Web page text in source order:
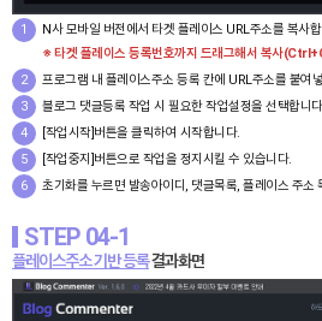
1
N사 모바일 버전에서 타겟 플레이스 URL주소를 복사
※ 타겟 플레이스 등록번호까지 드래그해서 복사
2
프로그램 내 플레이스주소 등록 칸에 URL주소를 붙여
3
블로그 댓글등록 작업 시 필요한 작업설정을 선택합니
4
[작업시작]버튼을 클릭하여 시작합니다.
5
[작업중지]버튼으로 작업을 정지시킬 수 있습니다.
6
초기화를 누르면 발송아이디, 댓글목록, 플레이스 주소
STEP 04-1
플레이스주소 기반 등록결과화면